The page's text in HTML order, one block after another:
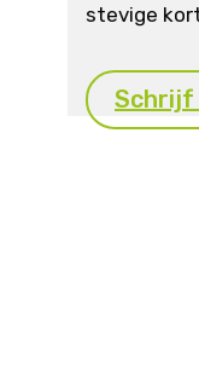
stevige
Schrijf